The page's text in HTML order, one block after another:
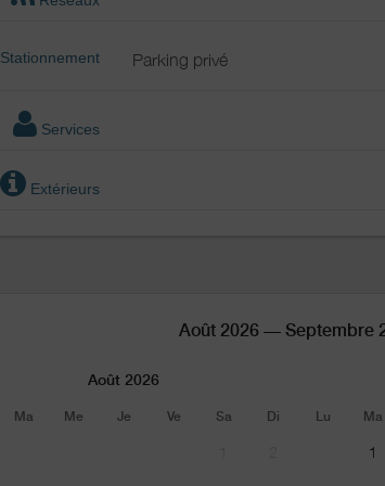
Stationnement Parking privé
Services
Extérieurs
Août 2026 — Septembre
Août 2026
Ma Me Je Ve Sa Di Lu Ma
1